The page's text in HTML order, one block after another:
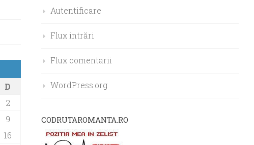
D
2
9
16
Autentificare
Flux intrări
Flux comentarii
WordPress.org
CODRUTAROMANTA.RO